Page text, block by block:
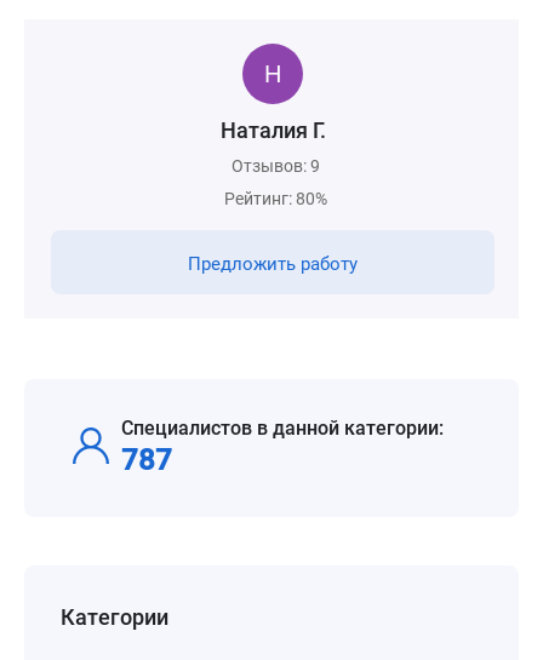
Наталия Г.
Отзывов: 9
Рейтинг: 80%
Предложить работу
Специалистов в данной категории:
787
Категории